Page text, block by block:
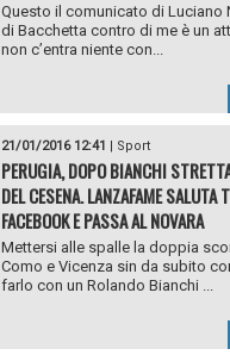
Questo il comunicato di Luciano
di Bacchetta contro di me è un
non c’entra niente con...
21/01/2016 12:41 Sport
PERUGIA, DOPO BIANCHI
DEL CESENA. LANZAFAME SALUTA
FACEBOOK E PASSA AL NOVARA
Mettersi alle spalle la doppia
Como e Vicenza sin da subito
farlo con un Rolando Bianchi ...